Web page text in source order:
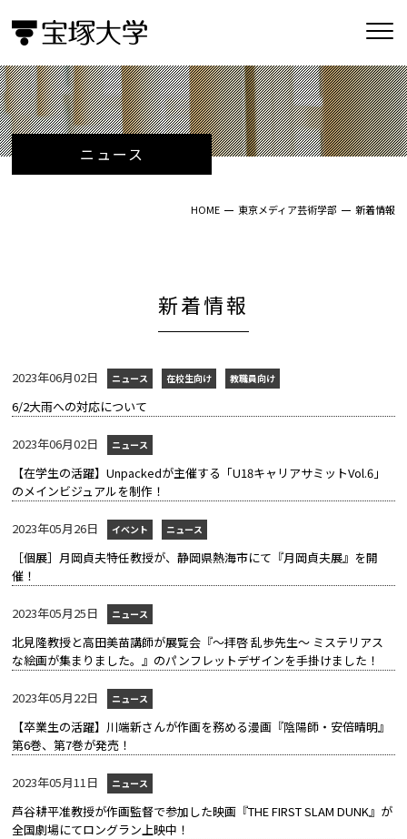
ニュース
HOME 東京メディア芸術学部 新着情報
新着情報
2023年06月02日 ニュース 在校生向け 教職員向け
6/2大雨への対応について
2023年06月02日 ニュース
【在学生の活躍】Unpackedが主催する「U18キャリアサミットVol.6」
のメインビジュアルを制作！
2023年05月26日 イベント ニュース
［個展］月岡貞夫特任教授が、静岡県熱海市にて『月岡貞夫展』を開
催！
2023年05月25日 ニュース
北見隆教授と高田美苗講師が展覧会『～拝啓 乱歩先生～ ミステリアス
な絵画が集まりました。』のパンフレットデザインを手掛けました！
2023年05月22日 ニュース
【卒業生の活躍】川端新さんが作画を務める漫画『陰陽師・安倍晴明』
第6巻、第7巻が発売！
2023年05月11日 ニュース
芦谷耕平准教授が作画監督で参加した映画『THE FIRST SLAM DUNK』が
全国劇場にてロングラン上映中！